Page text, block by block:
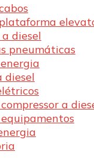
a diesel
pneumáticas
diesel
a